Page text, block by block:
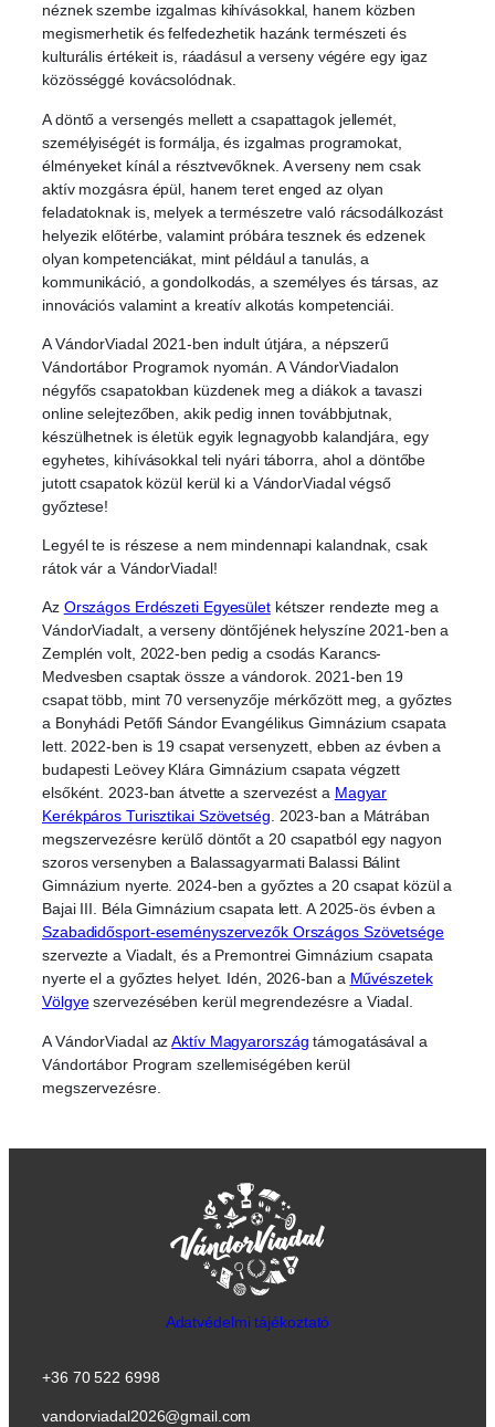
néznek szembe izgalmas kihívásokkal, hanem közben
megismerhetik és felfedezhetik hazánk természeti és
kulturális értékeit is, ráadásul a verseny végére egy igaz
közösséggé kovácsolódnak.
A döntő a versengés mellett a csapattagok jellemét,
személyiségét is formálja, és izgalmas programokat,
élményeket kínál a résztvevőknek. A verseny nem csak
aktív mozgásra épül, hanem teret enged az olyan
feladatoknak is, melyek a természetre való rácsodálkozást
helyezik előtérbe, valamint próbára tesznek és edzenek
olyan kompetenciákat, mint például a tanulás, a
kommunikáció, a gondolkodás, a személyes és társas, az
innovációs valamint a kreatív alkotás kompetenciái.
A VándorViadal 2021-ben indult útjára, a népszerű
Vándortábor Programok nyomán. A VándorViadalon
négyfős csapatokban küzdenek meg a diákok a tavaszi
online selejtezőben, akik pedig innen továbbjutnak,
készülhetnek is életük egyik legnagyobb kalandjára, egy
egyhetes, kihívásokkal teli nyári táborra, ahol a döntőbe
jutott csapatok közül kerül ki a VándorViadal végső
győztese!
Legyél te is részese a nem mindennapi kalandnak, csak
rátok vár a VándorViadal!
Az Országos Erdészeti Egyesületkétszer rendezte meg a
VándorViadalt, a verseny döntőjének helyszíne 2021-ben a
Zemplén volt, 2022-ben pedig a csodás Karancs-
Medvesben csaptak össze a vándorok. 2021-ben 19
csapat több, mint 70 versenyzője mérkőzött meg, a győztes
a Bonyhádi Petőfi Sándor Evangélikus Gimnázium csapata
lett. 2022-ben is 19 csapat versenyzett, ebben az évben a
budapesti Leövey Klára Gimnázium csapata végzett
elsőként. 2023-ban átvette a szervezést a Magyar
Kerékpáros Turisztikai Szövetség. 2023-ban a Mátrában
megszervezésre kerülő döntőt a 20 csapatból egy nagyon
szoros versenyben a Balassagyarmati Balassi Bálint
Gimnázium nyerte. 2024-ben a győztes a 20 csapat közül a
Bajai III. Béla Gimnázium csapata lett. A 2025-ös évben a
Szabadidősport-eseményszervezők Országos Szövetsége
szervezte a Viadalt, és a Premontrei Gimnázium csapata
nyerte el a győztes helyet. Idén, 2026-ban a Művészetek
Völgyeszervezésében kerül megrendezésre a Viadal.
A VándorViadal azAktív Magyarország támogatásával a
Vándortábor Program szellemiségében kerül
megszervezésre.
Adatvédelmi tájékoztató
+36 70 522 6998
vandorviadal2026@gmail.com